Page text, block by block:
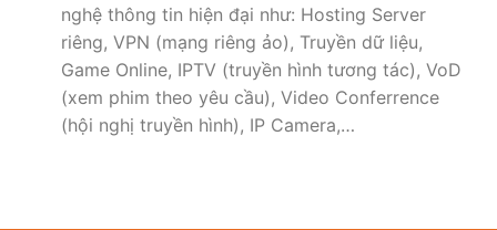
nghệ thông tin hiện đại như: Hosting Server
riêng, VPN (mạng riêng ảo), Truyền dữ liệu,
Game Online, IPTV (truyền hình tương tác), VoD
(xem phim theo yêu cầu), Video Conferrence
(hội nghị truyền hình), IP Camera,…